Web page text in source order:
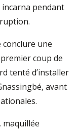
pendant
conclure une
coup de
tenté d’installer
avant
maquillée